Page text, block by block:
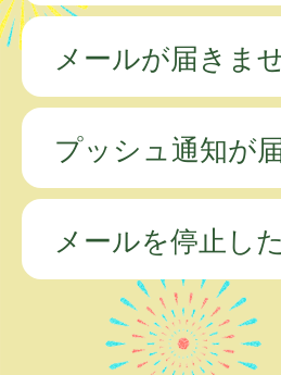
メールが届きま
プッシュ通知が
メールを停止し